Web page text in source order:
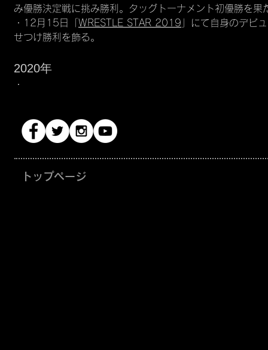
み優勝決定戦に挑み勝利。タッグトーナメント初優勝を果
・12月15日「 WRESTLE STAR 2019 」にて自身のデビ
せつけ勝利を飾る。
2020年
・
トップページ